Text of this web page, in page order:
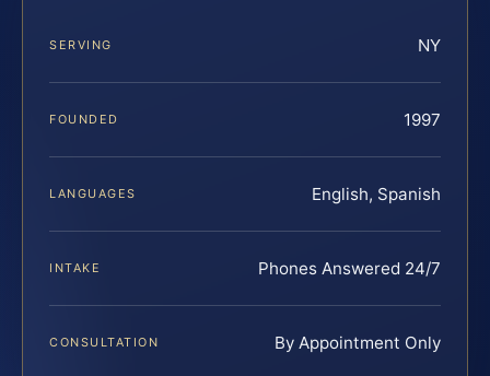
SERVING NY
FOUNDED 1997
LANGUAGES English, Spanish
INTAKE Phones Answered 24/7
CONSULTATION By Appointment Only